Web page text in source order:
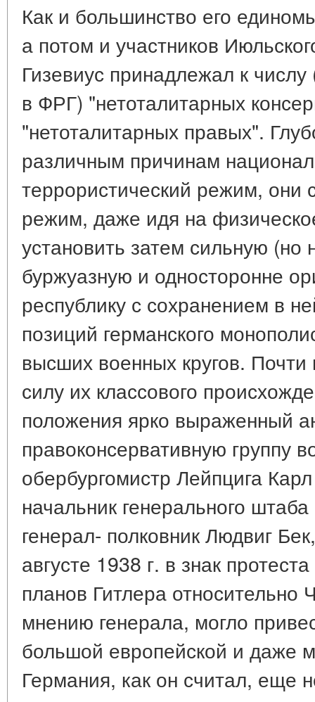
Как и большинство его
а потом и участников
Гизевиус принадлежал к
в ФРГ) "нетоталитарных
"нетоталитарных правых".
различным причинам
террористический режим, они
режим, даже идя на
установить затем сильную (но
буржуазную и односторонне
республику с сохранением в
позиций германского
высших военных кругов.
силу их классового
положения ярко выраженный
правоконсервативную группу
обербургомистр Лейпцига
начальник генерального
генерал- полковник Людвиг
августе 1938 г. в знак
планов Гитлера относительно
мнению генерала, могло
большой европейской и даже
Германия, как он считал, еще